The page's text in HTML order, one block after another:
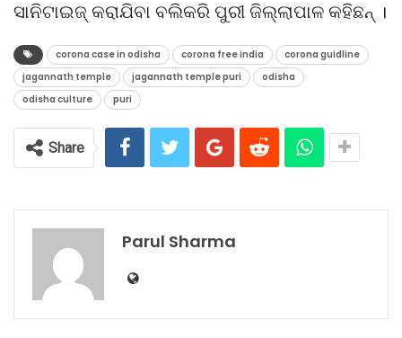
ସାନିଟାଇଜ୍ କରାଯିବା ବଲିକରି ପୁରୀ ଜିଲ୍ଲାପାଳ କହିଛନ୍ ।
corona case in odisha corona free india
corona guidline
jagannath temple
jagannath temple puri
odisha
odisha culture
puri
Share
Parul Sharma